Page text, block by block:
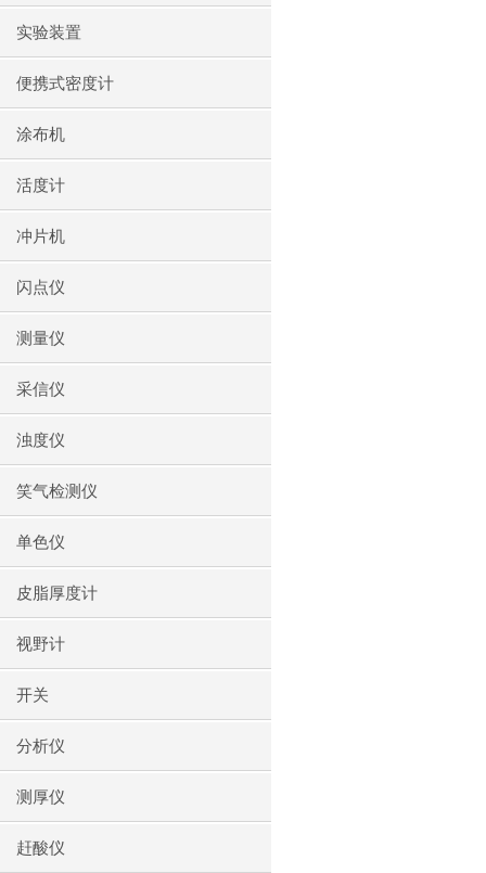
实验装置
便携式密度计
涂布机
活度计
冲片机
闪点仪
测量仪
采信仪
浊度仪
笑气检测仪
单色仪
皮脂厚度计
视野计
开关
分析仪
测厚仪
赶酸仪